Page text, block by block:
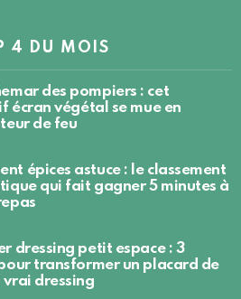
4 DU MOIS
des pompiers : cet
écran végétal se mue en
de feu
épices astuce : le classement
qui fait gagner 5 minutes à
dressing petit espace : 3
transformer un placard de
vrai dressing